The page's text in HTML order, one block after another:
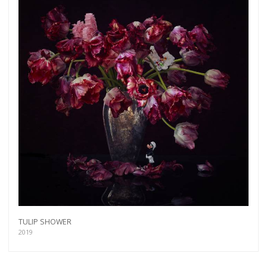
TULIP SHOWER
2019
Get connected
As a member of the »IMMAGIS MAILING LIST«